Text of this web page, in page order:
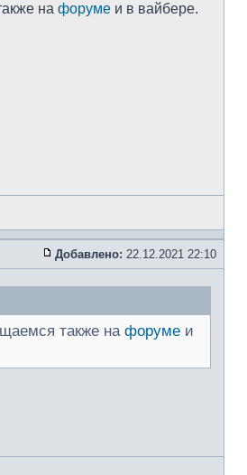
на форуме и в вайбере.
Добавлено: 22.12.2021 22:10
также на форуме и